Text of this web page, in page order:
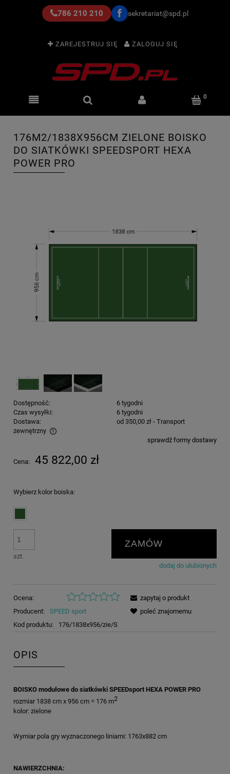
786 210 210 sekretariat@spd.pl
ZAREJESTRUJ SIĘ ZALOGUJ SIĘ
176M2/1838X956CM ZIELONE BOISKO
DO SIATKÓWKI SPEEDSPORT HEXA
POWER PRO
Dostępność:
6 tygodni
Czas wysyłki:
6 tygodni
Dostawa:
od 350,00 zł - Transport
zewnętrzny
Cena nie zawiera ewentualnych kosztów płatnościsprawdź formy dostawy
Cena: 45 822,00 zł
Wybierz kolor boiska:
szt.
ZAMÓW
dodaj do ulubionych
Ocena:
Producent:
SPEED sport
Kod produktu:
176/1838x956/zie/S
zapytaj o produkt
poleć znajomemu
OPIS
BOISKO modułowe do siatkówki SPEEDsport HEXA POWER PRO
rozmiar 1838 cm x 956 cm = 176 m2
kolor: zielone
Wymiar pola gry wyznaczonego liniami: 1763x882 cm
NAWIERZCHNIA: